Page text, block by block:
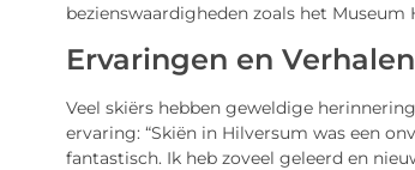
bezienswaardigheden zoals het
Ervaringen en
Veel skiërs hebben geweldige
ervaring: “Skiën in Hilversum was een
fantastisch. Ik heb zoveel geleerd en